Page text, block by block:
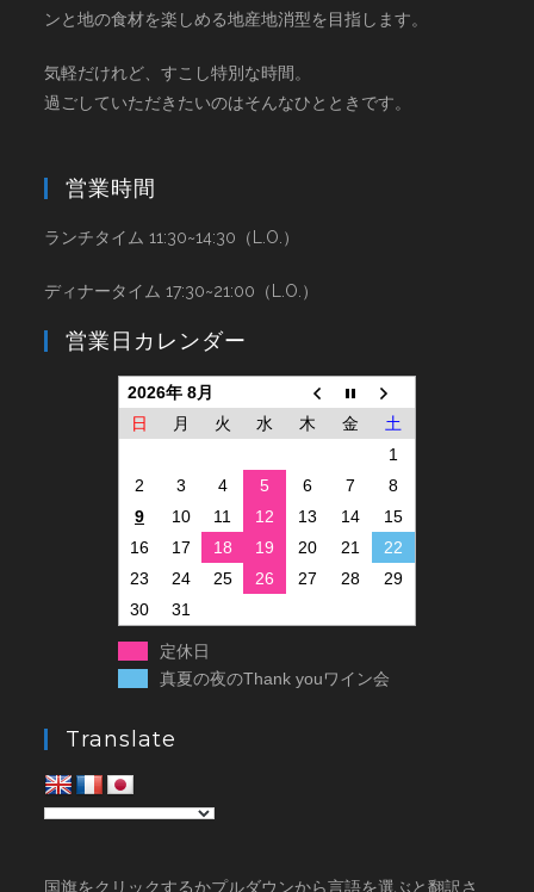
ンと地の食材を楽しめる地産地消型を目指します。
気軽だけれど、すこし特別な時間。
過ごしていただきたいのはそんなひとときです。
営業時間
ランチタイム 11:30~14:30（L.O.）
ディナータイム 17:30~21:00（L.O.）
営業日カレンダー
2026年 8月
日
月 火 水 木 金
土
1
2
3 4 5 6 7
8
9
10 11 12 13 14
15
16
17 18 19 20 21
22
23
24 25 26 27 28
29
30
31
定休日
真夏の夜のThank youワイン会
Translate
国旗をクリックするかプルダウンから言語を選ぶと翻訳さ